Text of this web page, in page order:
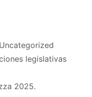
Uncategorized
legislativas
2025.